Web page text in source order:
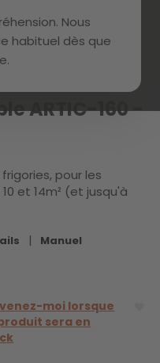
Nous
habituel dès que
ARTIC-160 -
frigories, pour les
et 14m² (et jusqu'à
| Manuel
moi lorsque
sera en